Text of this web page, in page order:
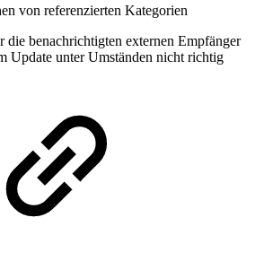
von referenzierten Kategorien
die benachrichtigten externen Empfänger
Update unter Umständen nicht richtig